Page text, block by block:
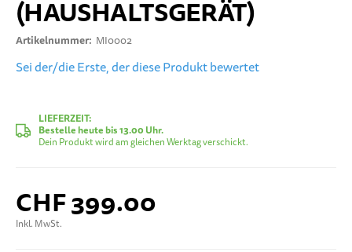
(HAUSHALTSGERÄT)
Artikelnummer MI0002
Sei der/die Erste, der diese Produkt bewertet
LIEFERZEIT:
Bestelle heute bis 13.00 Uhr.
Dein Produkt wird am gleichen Werktag verschickt.
CHF 399.00
Inkl. MwSt.